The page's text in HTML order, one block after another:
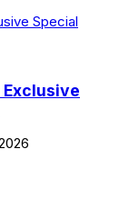
Exclusive